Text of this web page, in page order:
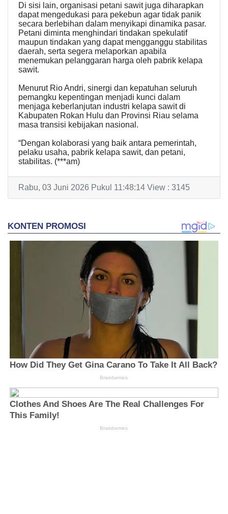
Di sisi lain, organisasi petani sawit juga diharapkan
dapat mengedukasi para pekebun agar tidak panik
secara berlebihan dalam menyikapi dinamika pasar.
Petani diminta menghindari tindakan spekulatif
maupun tindakan yang dapat mengganggu stabilitas
daerah, serta segera melaporkan apabila
menemukan pelanggaran harga oleh pabrik kelapa
sawit.
Menurut Rio Andri, sinergi dan kepatuhan seluruh
pemangku kepentingan menjadi kunci dalam
menjaga keberlanjutan industri kelapa sawit di
Kabupaten Rokan Hulu dan Provinsi Riau selama
masa transisi kebijakan nasional.
“Dengan kolaborasi yang baik antara pemerintah,
pelaku usaha, pabrik kelapa sawit, dan petani,
stabilitas. (***am)
Rabu, 03 Juni 2026 Pukul 11:48:14 View : 3145